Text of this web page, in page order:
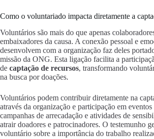
Como o voluntariado impacta diretamente a
Voluntários são mais do que apenas
embaixadores da causa. A conexão pessoal e
desenvolvem com a organização faz deles
missão da ONG. Esta ligação facilita a
de captação de recursos, transformando
na busca por doações.
Voluntários podem contribuir diretamente na
através da organização e participação em eventos
campanhas de arrecadação e atividades de
atrair doadores e patrocinadores. O testemunho
voluntário sobre a importância do trabalho